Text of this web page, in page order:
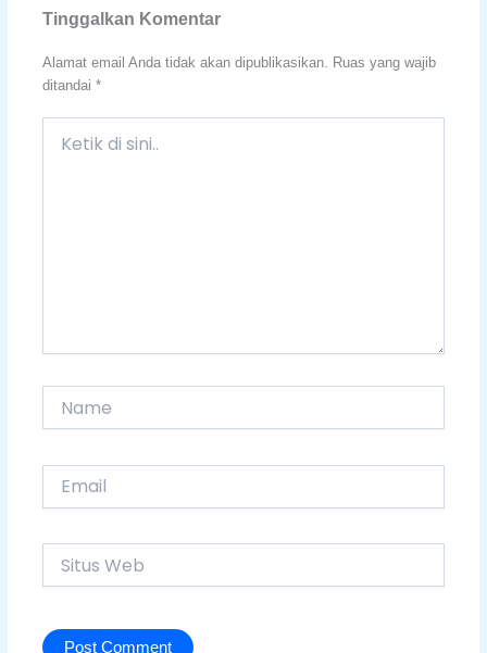
Tinggalkan Komentar
Alamat email Anda tidak akan dipublikasikan. Ruas yang wajib
ditandai *
Web